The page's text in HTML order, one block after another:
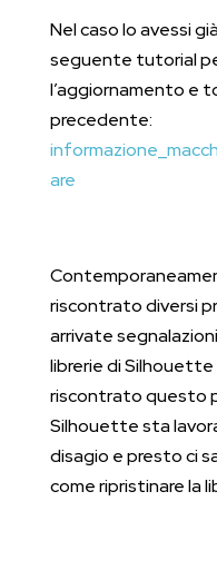
Nel caso lo avessi
seguente tutorial
l’aggiornamento e
precedente:
are
riscontrato diversi
arrivate
librerie di
riscontrato questo
Silhouette sta
disagio e presto ci
come ripristinare la